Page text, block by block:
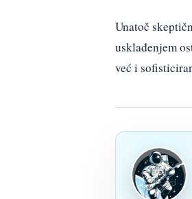
Unatoč
usklađenjem
već i